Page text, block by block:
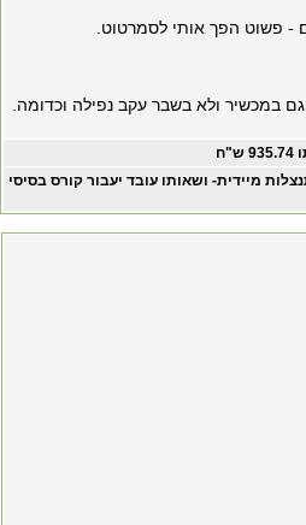
- פשוט הפך אותי לסמרטוט.
במכשיר ולא בשבר עקב נפילה וכדומה.
מיידית- ושאותו עובד יעבור קורס בסיסי